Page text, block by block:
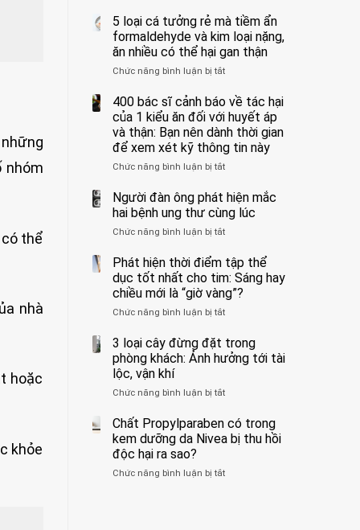
nhóm
thể
nhà
hoặc
khỏe
“Xoắn
900
độ,
không
kịp
4
nhóm
người
được
bác
cảnh
báo
“ĐỪNG
GẮNG
SỨC!”
miệng:
Bác
Bệnh
viện
đồng
1
ra
cảnh
báo
người
Việt
đang
uống
cà
theo
3
kiểu
“hại
thân”
mà
biết
5 loại cá tưởng rẻ mà tiềm ẩn
formaldehyde và kim loại nặng,
ăn nhiều có thể hại gan thận
Chức năng bình luận bị tắtở
loại
cá
tưởng
rẻ
mà
tiềm
formaldehyde
kim
loại
ăn
nhiều
có
thể
hại
thận
400 bác sĩ cảnh báo về tác hại
của 1 kiểu ăn đối với huyết áp
và thận: Bạn nên dành thời gian
để xem xét kỹ thông tin này
Chức năng bình luận bị tắtở
bác
cảnh
báo
tác
hại
của
1
kiểu
đối
với
và
Bạn
nên
Người đàn ông phát hiện mắc
hai bệnh ung thư cùng lúc
Chức năng bình luận bị tắtở
đàn
ông
phát
hiện
mắc
bệnh
ung
lúc
Phát hiện thời điểm tập thể
dục tốt nhất cho tim: Sáng hay
chiều mới là “giờ vàng”?
Chức năng bình luận bị tắtở
hiện
thời
điểm
thể
tốt
nhất
cho
Sáng
3 loại cây đừng đặt trong
phòng khách: Ảnh hưởng tới tài
lộc, vận khí
Chức năng bình luận bị tắtở
loại
cây
đừng
trong
Chất Propylparaben có trong
kem dưỡng da Nivea bị thu hồi
độc hại ra sao?
Chức năng bình luận bị tắtở